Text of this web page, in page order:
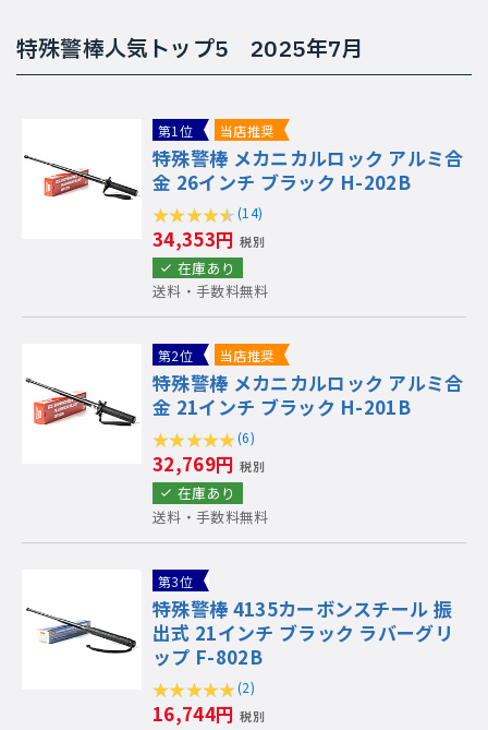
特殊警棒人気トップ5 2025年7月
第1位 当店推奨
特殊警棒 メカニカルロック アルミ合
金 26インチ ブラック H-202B
(14)
34,353円 税別
在庫あり
送料・手数料無料
第2位 当店推奨
特殊警棒 メカニカルロック アルミ合
金 21インチ ブラック H-201B
(6)
32,769円 税別
在庫あり
送料・手数料無料
第3位
特殊警棒 4135カーボンスチール 振
出式 21インチ ブラック ラバーグリ
ップ F-802B
(2)
16,744円 税別